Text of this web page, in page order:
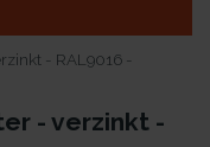
- RAL9016 -
- verzinkt -